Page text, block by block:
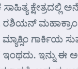
ಕ್ಷೇತ್ರದಲ್ಲಿ
ಗಾರ್ಕಿಯ
ಇನ್ನು ಈ